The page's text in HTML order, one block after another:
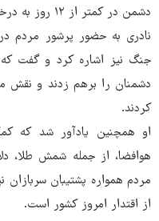
دشمن در کمتر از ۱۲ روز به درخواست آتش‌بس تن دهد.
نادری به حضور پرشور مردم
جنگ نیز اشاره کرد و گفت
دشمنان را برهم زدند و نقش
کردند.
او همچنین یادآور شد که
هوافضا، از جمله شمش طلا،
مردم همواره پشتیبان
از اقتدار امروز کشور است.